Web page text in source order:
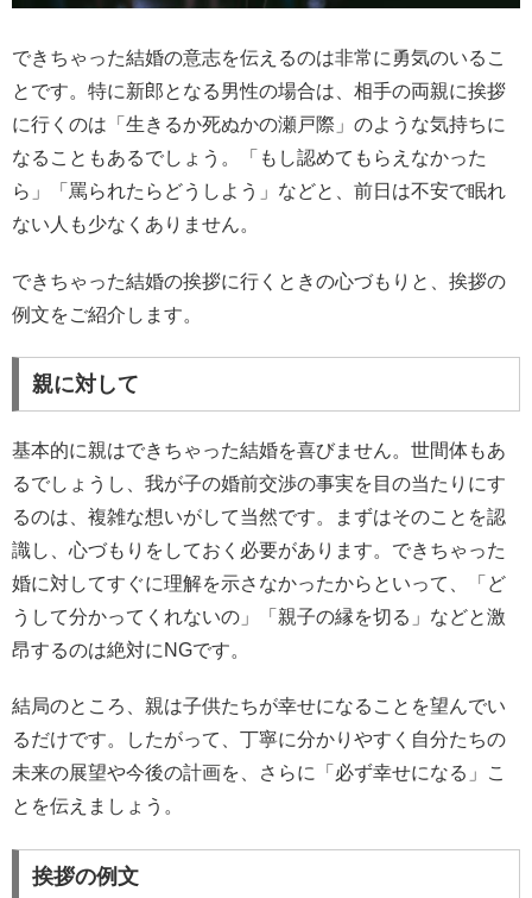
できちゃった結婚の意志を伝えるのは非常に勇気のいるこ
とです。特に新郎となる男性の場合は、相手の両親に挨拶
に行くのは「生きるか死ぬかの瀬戸際」のような気持ちに
なることもあるでしょう。「もし認めてもらえなかった
ら」「罵られたらどうしよう」などと、前日は不安で眠れ
ない人も少なくありません。
できちゃった結婚の挨拶に行くときの心づもりと、挨拶の
例文をご紹介します。
親に対して
基本的に親はできちゃった結婚を喜びません。世間体もあ
るでしょうし、我が子の婚前交渉の事実を目の当たりにす
るのは、複雑な想いがして当然です。まずはそのことを認
識し、心づもりをしておく必要があります。できちゃった
婚に対してすぐに理解を示さなかったからといって、「ど
うして分かってくれないの」「親子の縁を切る」などと激
昂するのは絶対にNGです。
結局のところ、親は子供たちが幸せになることを望んでい
るだけです。したがって、丁寧に分かりやすく自分たちの
未来の展望や今後の計画を、さらに「必ず幸せになる」こ
とを伝えましょう。
挨拶の例文